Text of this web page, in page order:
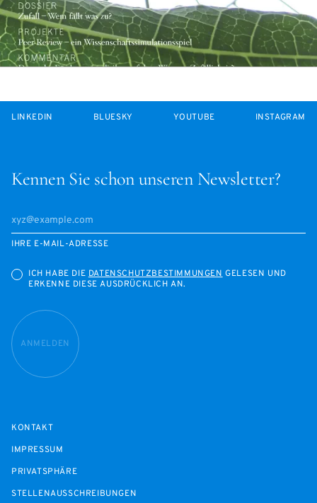
Kennen Sie schon unseren Newsletter?
IHRE E-MAIL-ADRESSE
ICH HABE DIEDATENSCHUTZBESTIMMUNGENGELESEN UND
ERKENNE DIESE AUSDRÜCKLICH AN.
ANMELDEN
LINKEDIN BLUESKY YOUTUBE INSTAGRAM
KONTAKT
IMPRESSUM
PRIVATSPHÄRE
STELLENAUSSCHREIBUNGEN